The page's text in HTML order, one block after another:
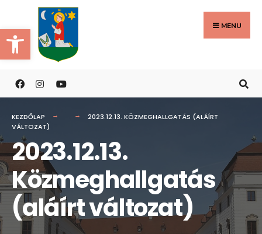
Eszköztár megnyitása
to
content
MENU
KEZDŐLAP
2023.12.13. KÖZMEGHALLGATÁS (ALÁÍRT
VÁLTOZAT)
2023.12.13.
Közmeghallgatás
(aláírt változat)
Search